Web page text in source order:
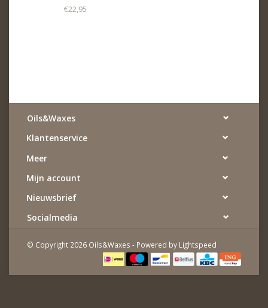
€22,95
Oils&Waxes
Klantenservice
Meer
Mijn account
Nieuwsbrief
Socialmedia
© Copyright 2026 Oils&Waxes - Powered by Lightspeed